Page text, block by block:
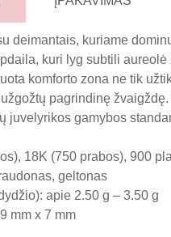
deimantais, kuriame
kuri lyg subtili
komforto zona ne tik
pagrindinę
juvelyrikos gamybos
18K (750 prabos), 900
geltonas
apie 2.50 g – 3.50 g
mm x 7 mm